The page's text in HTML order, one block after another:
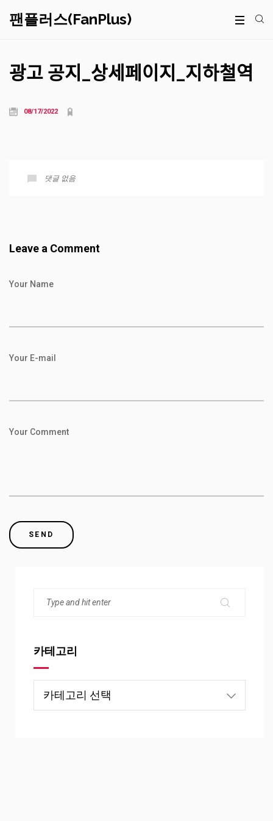
팬플러스(FanPlus)
광고 공지_상세페이지_지하철역
08/17/2022
댓글 없음
Leave a Comment
Your Name
Your E-mail
Your Comment
카테고리
고